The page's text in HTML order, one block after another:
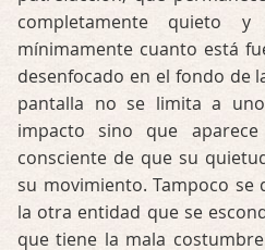
completamente quieto
mínimamente cuanto está
desenfocado en el fondo de
pantalla no se limita a
impacto sino que aparece
consciente de que su
su movimiento. Tampoco
la otra entidad que se
que tiene la mala